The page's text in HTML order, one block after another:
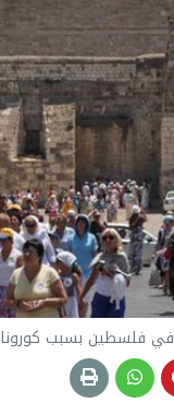
فلسطين بسبب كورونا